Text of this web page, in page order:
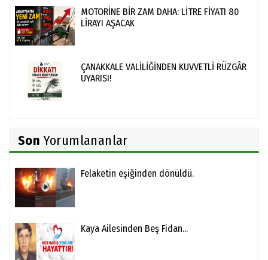
MOTORİNE BİR ZAM DAHA: LİTRE FİYATI 80
LİRAYI AŞACAK
ÇANAKKALE VALİLİĞİNDEN KUVVETLİ RÜZGÂR
UYARISI!
Son Yorumlananlar
Felaketin eşiğinden dönüldü.
Kaya Ailesinden Beş Fidan...